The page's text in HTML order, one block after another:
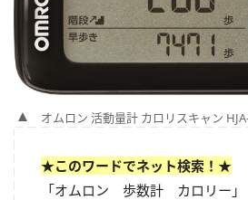
オムロン 活動量計 カロリスキャン
★このワードでネット検索！★
「オムロン 歩数計 カロリー」